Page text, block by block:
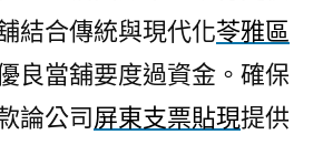
結合傳統與現代化苓雅區
良當舖要度過資金。確保
論公司屏東支票貼現提供